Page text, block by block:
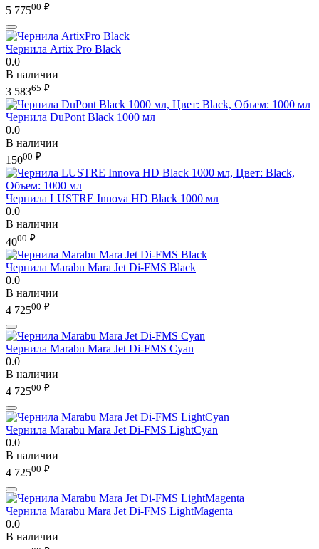
5 77500 ₽
Чернила Artix Pro Black
0.0
В наличии
3 58365 ₽
Чернила DuPont Black 1000 мл
0.0
В наличии
15000 ₽
Чернила LUSTRE Innova HD Black 1000 мл
0.0
В наличии
4000 ₽
Чернила Marabu Mara Jet Di-FMS Black
0.0
В наличии
4 72500 ₽
Чернила Marabu Mara Jet Di-FMS Cyan
0.0
В наличии
4 72500 ₽
Чернила Marabu Mara Jet Di-FMS LightCyan
0.0
В наличии
4 72500 ₽
Чернила Marabu Mara Jet Di-FMS LightMagenta
0.0
В наличии